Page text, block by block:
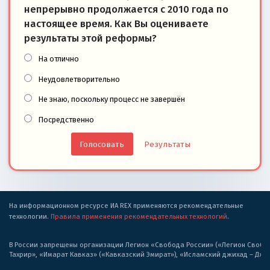
непрерывно продолжается с 2010 года по
настоящее время. Как Вы оцениваете
результаты этой реформы?
На отлично
Неудовлетворительно
Не знаю, поскольку процесс не завершён
Посредственно
Результаты
На информационном ресурсе ИА REX применяются рекомендательные
технологии. Правила применения рекомендательных технологий.
В России запрещены организации Легион «Свобода России» («Легион
Тахрир», «Имарат Кавказ» («Кавказский Эмират»), «Исламский джихад –